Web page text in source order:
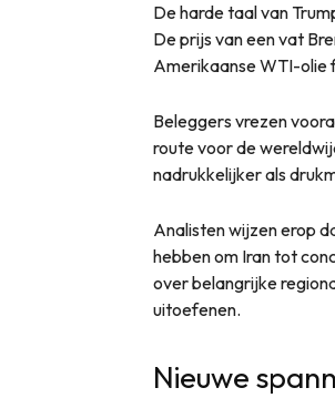
De harde taal van
De prijs van een vat
Amerikaanse WTI-olie
Beleggers vrezen
route voor de
nadrukkelijker als
Analisten wijzen erop
hebben om Iran tot
over belangrijke
uitoefenen.
Nieuwe